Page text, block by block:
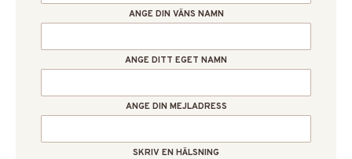
ANGE DIN VÄNS NAMN
ANGE DITT EGET NAMN
ANGE DIN MEJLADRESS
SKRIV EN HÄLSNING